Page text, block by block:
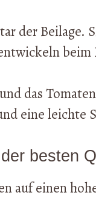
der Beilage.
das
eine
besten
auf einen